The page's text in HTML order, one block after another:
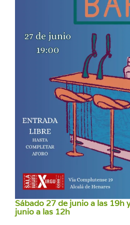
Sábado 27 de junio a las 19h
junio a las 12h